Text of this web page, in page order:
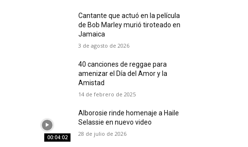
Cantante que actuó en la película
de Bob Marley murió tiroteado en
Jamaica
3 de agosto de 2026
40 canciones de reggae para
amenizar el Día del Amor y la
Amistad
14 de febrero de 2025
00:04:02
Alborosie rinde homenaje a Haile
Selassie en nuevo video
28 de julio de 2026